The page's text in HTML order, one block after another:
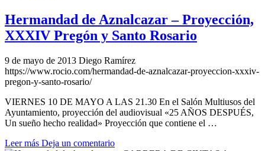
Hermandad de Aznalcazar – Proyección,
XXXIV Pregón y Santo Rosario
9 de mayo de 2013 Diego Ramírez
https://www.rocio.com/hermandad-de-aznalcazar-proyeccion-xxxiv-
pregon-y-santo-rosario/
VIERNES 10 DE MAYO A LAS 21.30 En el Salón Multiusos del
Ayuntamiento, proyección del audiovisual «25 AÑOS DESPUÉS,
Un sueño hecho realidad» Proyección que contiene el …
Leer más Deja un comentario